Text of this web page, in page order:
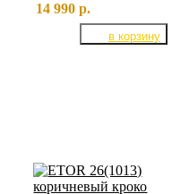
14 990 р.